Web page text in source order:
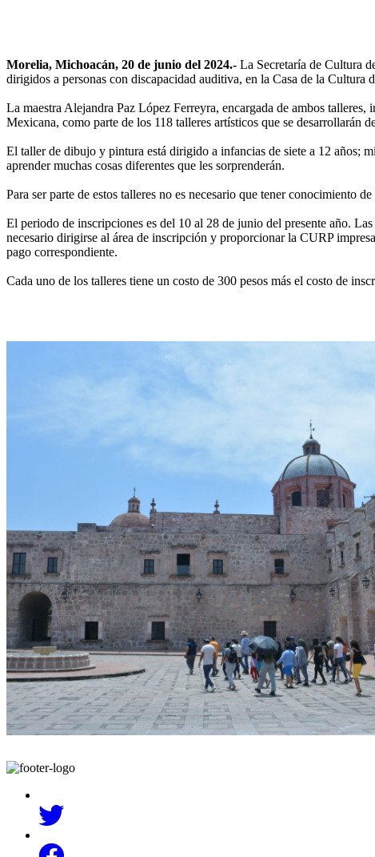
Morelia, Michoacán, 20 de junio del 2024.- La Secretaría de Cultura
dirigidos a personas con discapacidad auditiva, en la Casa de la Cultura
La maestra Alejandra Paz López Ferreyra, encargada de ambos
Mexicana, como parte de los 118 talleres artísticos que se desarrollarán
El taller de dibujo y pintura está dirigido a infancias de siete a 12 años;
aprender muchas cosas diferentes que les sorprenderán.
Para ser parte de estos talleres no es necesario que tener conocimiento
El periodo de inscripciones es del 10 al 28 de junio del presente año.
necesario dirigirse al área de inscripción y proporcionar la CURP
pago correspondiente.
Cada uno de los talleres tiene un costo de 300 pesos más el costo de